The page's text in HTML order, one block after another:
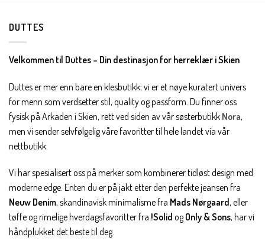
DUTTES
Velkommen til Duttes – Din destinasjon for herreklær i Skien
Duttes er mer enn bare en klesbutikk; vi er et nøye kuratert univers
for menn som verdsetter stil, quality og passform. Du finner oss
fysisk på Arkaden i Skien, rett ved siden av vår søsterbutikk Nora,
men vi sender selvfølgelig våre favoritter til hele landet via vår
nettbutikk.
Vi har spesialisert oss på merker som kombinerer tidløst design med
moderne edge. Enten du er på jakt etter den perfekte jeansen fra
Neuw Denim, skandinavisk minimalisme fra Mads Nørgaard, eller
tøffe og rimelige hverdagsfavoritter fra !Solid ogOnly & Sons, har vi
håndplukket det beste til deg.